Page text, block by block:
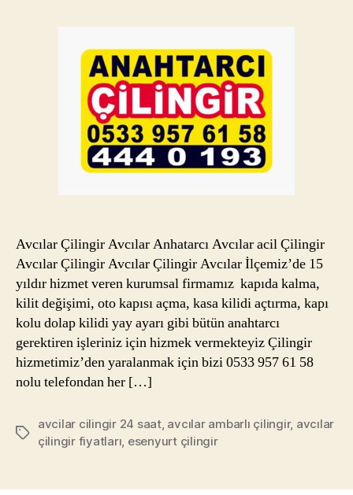
Avcılar Çilingir Avcılar Anhatarcı Avcılar acil Çilingir
Avcılar Çilingir Avcılar Çilingir Avcılar İlçemiz’de 15
yıldır hizmet veren kurumsal firmamız kapıda kalma,
kilit değişimi, oto kapısı açma, kasa kilidi açtırma, kapı
kolu dolap kilidi yay ayarı gibi bütün anahtarcı
gerektiren işleriniz için hizmek vermekteyiz Çilingir
hizmetimiz’den yaralanmak için bizi 0533 957 61 58
nolu telefondan her […]
Etiketler
avcilar cilingir 24 saat, avcılar ambarlı çilingir, avcılar
çilingir fiyatları, esenyurt çilingir